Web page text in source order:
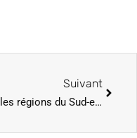
Suivant
Un ciel passagèrement nuageux et des activités pluvio-orageuses dans les régions du Sud-est (ANACIM)